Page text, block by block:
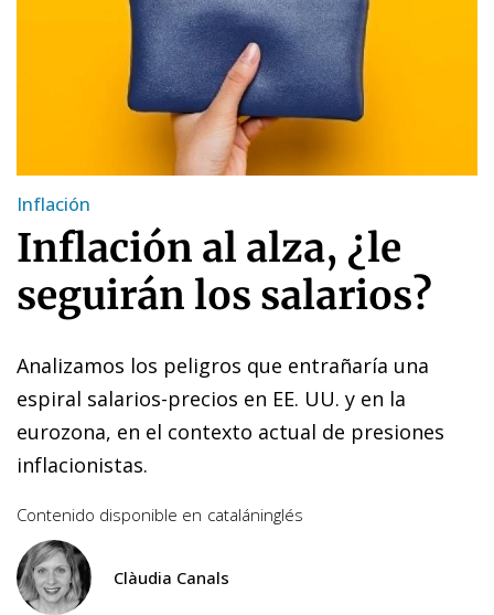
Inflación
Inflación al alza, ¿le
seguirán los salarios?
Analizamos los peligros que entrañaría una
espiral salarios-precios en EE. UU. y en la
eurozona, en el contexto actual de presiones
inflacionistas.
Contenido disponible en cataláninglés
Clàudia Canals